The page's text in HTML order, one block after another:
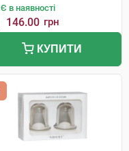
Є в наявності
146.00 грн
КУПИТИ